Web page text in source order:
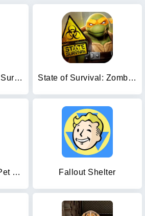
Doomsday Shelter: Survival State of Survival: Zombie War
Cat Rescue Story: Pet Shelter Fallout Shelter